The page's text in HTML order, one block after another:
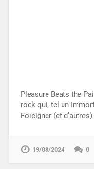
Pleasure Beats the
rock qui, tel un
Foreigner (et
19/08/2024 0